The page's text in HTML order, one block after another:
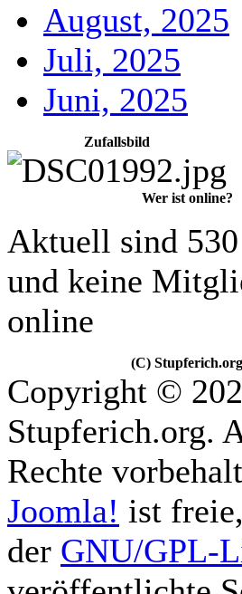
August, 2025
Juli, 2025
Juni, 2025
Zufallsbild
Wer ist online?
Aktuell sind 530
und keine
online
(C) Stupferich.org
Copyright ©
Stupferich.org.
Rechte
Joomla! ist
der GNU/GPL-